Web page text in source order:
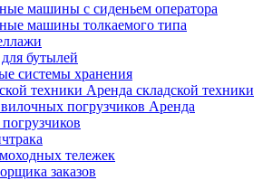
машины с сиденьем оператора
машины толкаемого типа
бутылей
системы хранения
Аренда складской техники
Аренда
тележек
заказов